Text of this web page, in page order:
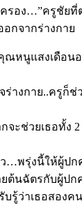
รอง…”ครูชัยที่
อกจากร่างกาย
หนูแสงเดือน
ร่างกาย..ครูก็
จะช่วยเธอทั้ง
ว…พรุ่งนี้ให้ผู้ป
ยต้นฉัตรกับผู้ป
บรู้ว่าเธอสอง